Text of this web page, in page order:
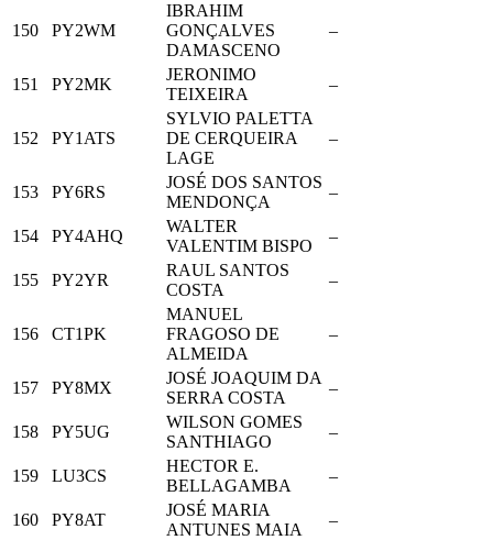
150 PY2WM
IBRAHIM
GONÇALVES
DAMASCENO
–
151 PY2MK
JERONIMO
TEIXEIRA
–
152 PY1ATS
SYLVIO PALETTA
DE CERQUEIRA
LAGE
–
153 PY6RS
JOSÉ DOS SANTOS
MENDONÇA
–
154 PY4AHQ
WALTER
VALENTIM BISPO
–
155 PY2YR
RAUL SANTOS
COSTA
–
156 CT1PK
MANUEL
FRAGOSO DE
ALMEIDA
–
157 PY8MX
JOSÉ JOAQUIM DA
SERRA COSTA
–
158 PY5UG
WILSON GOMES
SANTHIAGO
–
159 LU3CS
HECTOR E.
BELLAGAMBA
–
160 PY8AT
JOSÉ MARIA
ANTUNES MAIA
–